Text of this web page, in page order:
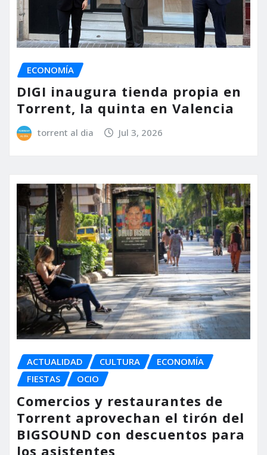
ECONOMÍA
DIGI inaugura tienda propia en
Torrent, la quinta en Valencia
torrent al dia Jul 3, 2026
ACTUALIDAD CULTURA
ECONOMÍA
FIESTAS
OCIO
Comercios y restaurantes de
Torrent aprovechan el tirón del
BIGSOUND con descuentos para
los asistentes